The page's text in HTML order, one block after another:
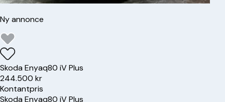
Ny annonce
SkodaEnyaq80 iV Plus
244.500 kr
Kontantpris
SkodaEnyaq80 iV Plus